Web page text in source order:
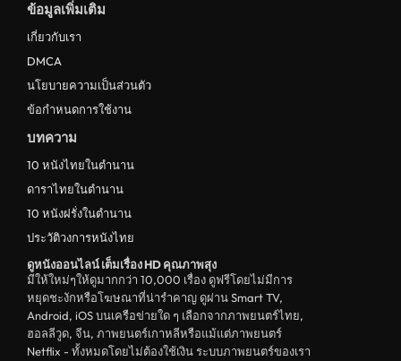
ดูหนังญี่ปุ่น Japan
ดูหนังชีวประวัติ Biography
ดูหนังเกาหลีใต้ South Korea
ระทึกขวัญ
ตลก
ดูหนังจีน China
unknown
ดูหนังอีโรติก R18+ erotic
บู๊
หนังฝรั่ง
ข้อมูลเพิ่มเติม
เกี่ยวกับเรา
DMCA
นโยบายความเป็นส่วนตัว
ข้อกำหนดการใช้งาน
บทความ
10 หนังไทยในตำนาน
ดาราไทยในตำนาน
10 หนังฝรั่งในตำนาน
ประวัติวงการหนังไทย
ดูหนังออนไลน์ เต็มเรื่อง HD คุณภาพสุง
มีให้ใหม่ๆให้ดูมากกว่า 10,000 เรื่อง ดูฟรีโดยไม่มีการ
หยุดชะงักหรือโฆษณาที่น่ารำคาญ ดูผ่าน Smart TV,
Android, iOS บนเครือข่ายใด ๆ เลือกจากภาพยนตร์ไทย,
ฮอลลีวูด, จีน, ภาพยนตร์เกาหลีหรือแม้แต่ภาพยนตร์
Netflix - ทั้งหมดโดยไม่ต้องใช้เงิน ระบบภาพยนตร์ของเรา